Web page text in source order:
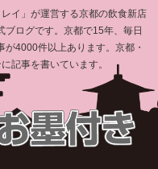
イ」が運営する京都の飲食新店
ブログです。京都で15年、毎日
4000件以上あります。京都・
記事を書いています。